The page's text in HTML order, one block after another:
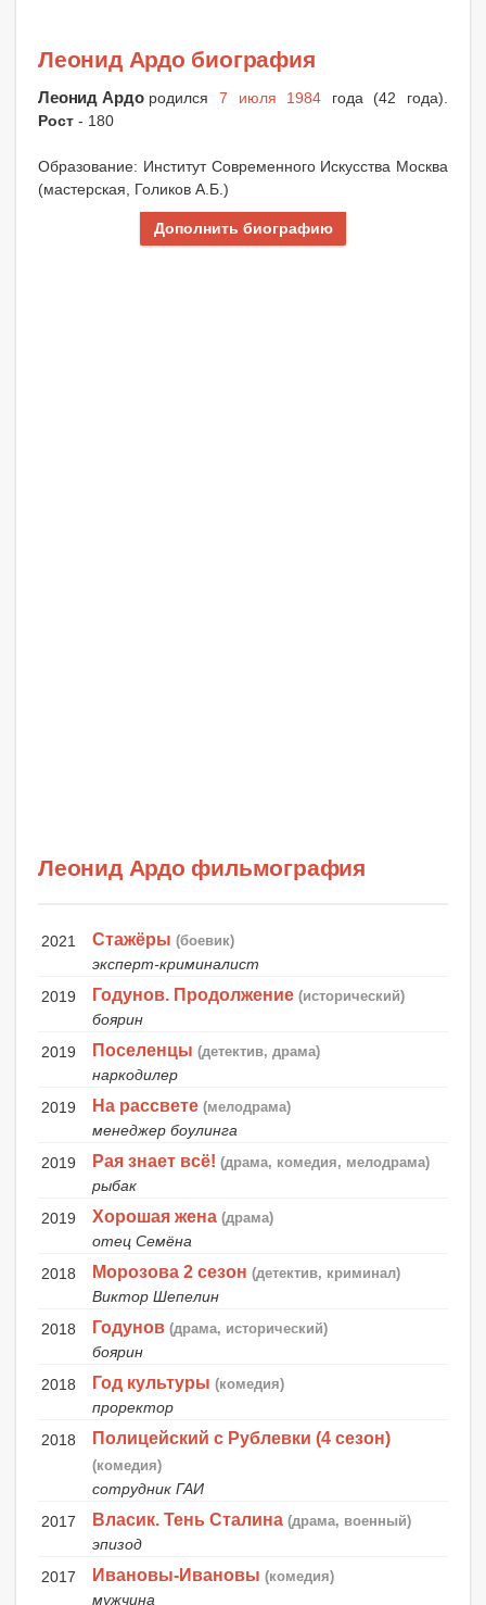
Леонид Ардо биография
Леонид Ардо родился 7 июля 1984 года (42 года).
Рост - 180
Образование: Институт Современного Искусства Москва
(мастерская, Голиков А.Б.)
Дополнить биографию
Леонид Ардо фильмография
2021 Стажёры (боевик)
эксперт-криминалист
2019
Годунов. Продолжение (исторический)
боярин
2019
Поселенцы (детектив, драма)
наркодилер
2019
На рассвете (мелодрама)
менеджер боулинга
2019
Рая знает всё! (драма, комедия, мелодрама)
рыбак
2019
Хорошая жена (драма)
отец Семёна
2018
Морозова 2 сезон (детектив, криминал)
Виктор Шепелин
2018
Годунов (драма, исторический)
боярин
2018
Год культуры (комедия)
проректор
2018
Полицейский с Рублевки (4 сезон)
(комедия)
сотрудник ГАИ
2017
Власик. Тень Сталина (драма, военный)
эпизод
2017
Ивановы-Ивановы (комедия)
мужчина